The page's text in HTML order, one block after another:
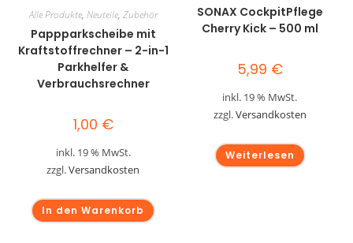
Alle Produkte, Neuteile, Zubehör
Pappparkscheibe mit
Kraftstoffrechner – 2-in-1
Parkhelfer &
Verbrauchsrechner
1,00 €
inkl. 19 % MwSt.
zzgl.Versandkosten
In den Warenkorb
SONAX CockpitPflege
Cherry Kick – 500 ml
5,99 €
inkl. 19 % MwSt.
zzgl.Versandkosten
Weiterlesen